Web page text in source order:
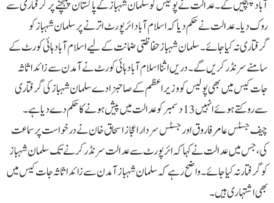
آباد پہنچیں گے۔ عدالت نے پولیس کو سلمان شہباز کے پاکستان پہنچنے پر گرفتاری سے
روک دیا۔عدالت نے حکم دیا کہ اسلام آباد ائرپورٹ اترنے پر سلمان شہباز کو
گرفتاری نہ کیا جائے۔سلمان شہباز حفاظتی ضمانت کے لیے اسلام آباد ہائی کورٹ کے
سامنے سرنڈر کریں گے۔دریں اثنا اسلام آباد ہائی کورٹ نے آمدن سے زائد اثاثہ
جات کیس میں بھی پولیس کو وزیراعظم کے صاحبزادے سلمان شہباز کی گرفتاری
سے روکتے ہوئے انہیں 13 دسمبر کو عدالت میں پیش ہونے کا حکم دے دیا ہے۔
چیف جسٹس عامر فاروق اور جسٹس سردار اعجاز اسحاق خان نے درخواست پر سماعت
کی، جس میں عدالت نے کہا کہ ائرپورٹ سے عدالت سرنڈر کرنے تک سلمان شہباز
کو گرفتار نہ کیا جائے۔ واضح رہے کہ سلمان شہباز آمدن سے زائد اثاثہ جات کیس میں
بھی اشتہاری ہیں۔